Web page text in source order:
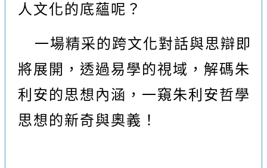
人文化的底蘊呢？
一場精采的跨文化對話與思辯即
將展開，透過易學的視域，解碼朱
利安的思想內涵，一窺朱利安哲學
思想的新奇與奧義！